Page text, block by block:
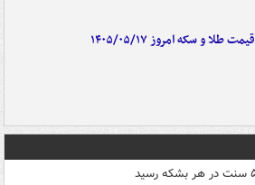
قیمت طلا و سکه امروز ۱۴۰۵/۰۵/۱۷